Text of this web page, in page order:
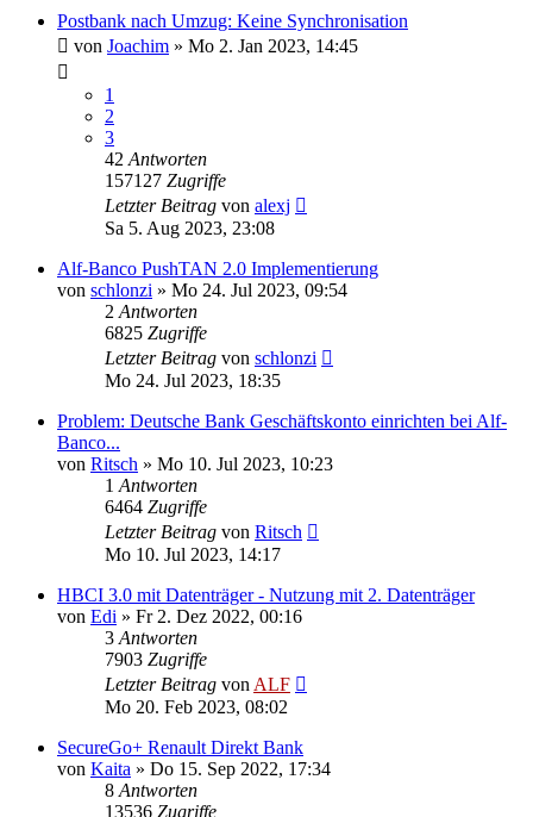
Postbank nach Umzug: Keine Synchronisation
von Joachim » Mo 2. Jan 2023, 14:45
1
2
3
42 Antworten
157127 Zugriffe
Letzter Beitrag von alexj
Sa 5. Aug 2023, 23:08
Alf-Banco PushTAN 2.0 Implementierung
von schlonzi » Mo 24. Jul 2023, 09:54
2 Antworten
6825 Zugriffe
Letzter Beitrag von schlonzi
Mo 24. Jul 2023, 18:35
Problem: Deutsche Bank Geschäftskonto einrichten bei Alf-
Banco...
von Ritsch » Mo 10. Jul 2023, 10:23
1 Antworten
6464 Zugriffe
Letzter Beitrag von Ritsch
Mo 10. Jul 2023, 14:17
HBCI 3.0 mit Datenträger - Nutzung mit 2. Datenträger
von Edi » Fr 2. Dez 2022, 00:16
3 Antworten
7903 Zugriffe
Letzter Beitrag von ALF
Mo 20. Feb 2023, 08:02
SecureGo+ Renault Direkt Bank
von Kaita » Do 15. Sep 2022, 17:34
8 Antworten
13536 Zugriffe